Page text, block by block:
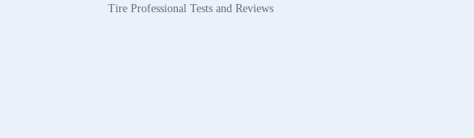
Tire Professional Tests and Reviews